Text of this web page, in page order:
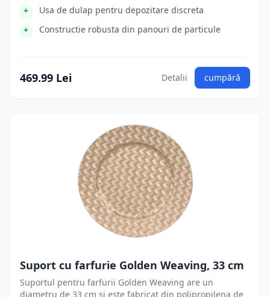
Usa de dulap pentru depozitare discreta
Constructie robusta din panouri de particule
469.99 Lei Detalii cumpără
Suport cu farfurie Golden Weaving, 33 cm
Suportul pentru farfurii Golden Weaving are un
diametru de 33 cm si este fabricat din polipropilena de